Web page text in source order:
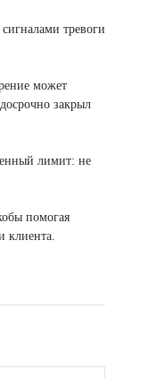
тревоги
может
закрыл
лимит: не
помогая
клиента.